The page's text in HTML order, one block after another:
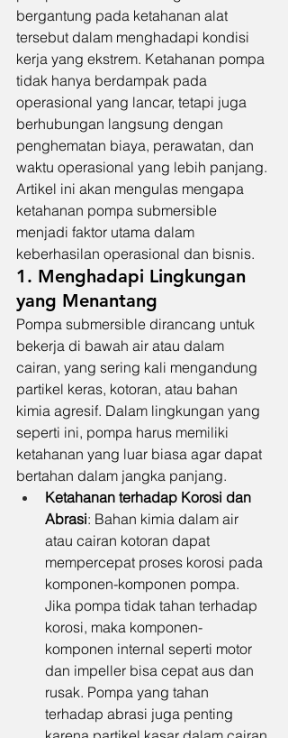
bergantung pada ketahanan alat
tersebut dalam menghadapi kondisi
kerja yang ekstrem. Ketahanan pompa
tidak hanya berdampak pada
operasional yang lancar, tetapi juga
berhubungan langsung dengan
penghematan biaya, perawatan, dan
waktu operasional yang lebih panjang.
Artikel ini akan mengulas mengapa
ketahanan pompa submersible
menjadi faktor utama dalam
keberhasilan operasional dan bisnis.
1. Menghadapi Lingkungan
yang Menantang
Pompa submersible dirancang untuk
bekerja di bawah air atau dalam
cairan, yang sering kali mengandung
partikel keras, kotoran, atau bahan
kimia agresif. Dalam lingkungan yang
seperti ini, pompa harus memiliki
ketahanan yang luar biasa agar dapat
bertahan dalam jangka panjang.
Ketahanan terhadap Korosi dan
Abrasi: Bahan kimia dalam air
atau cairan kotoran dapat
mempercepat proses korosi pada
komponen-komponen pompa.
Jika pompa tidak tahan terhadap
korosi, maka komponen-
komponen internal seperti motor
dan impeller bisa cepat aus dan
rusak. Pompa yang tahan
terhadap abrasi juga penting